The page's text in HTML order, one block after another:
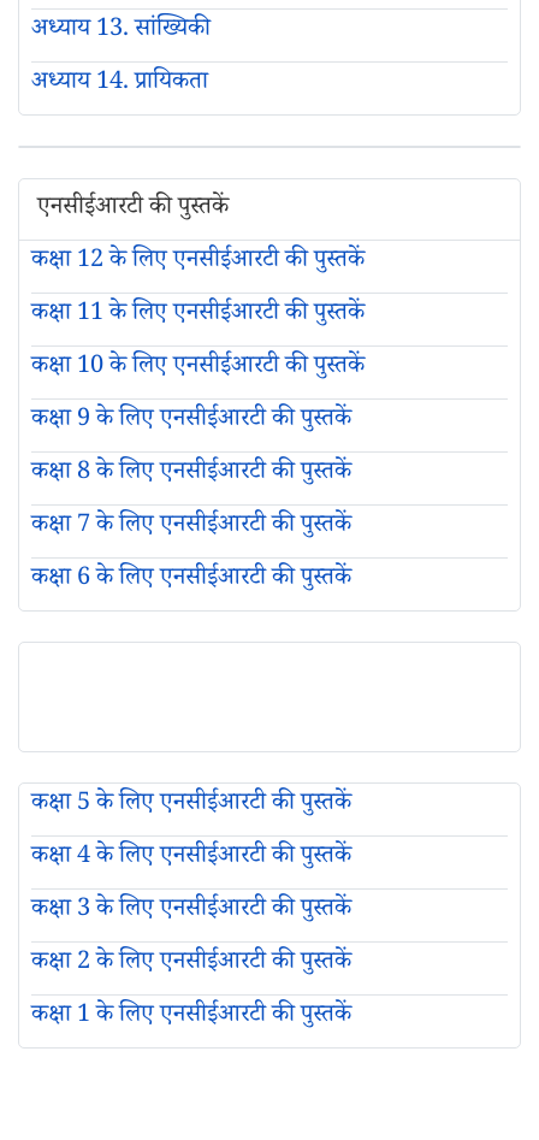
अध्याय 13. सांख्यिकी
अध्याय 14. प्रायिकता
एनसीईआरटी की पुस्तकें
कक्षा 12 के लिए एनसीईआरटी की पुस्तकें
कक्षा 11 के लिए एनसीईआरटी की पुस्तकें
कक्षा 10 के लिए एनसीईआरटी की पुस्तकें
कक्षा 9 के लिए एनसीईआरटी की पुस्तकें
कक्षा 8 के लिए एनसीईआरटी की पुस्तकें
कक्षा 7 के लिए एनसीईआरटी की पुस्तकें
कक्षा 6 के लिए एनसीईआरटी की पुस्तकें
कक्षा 5 के लिए एनसीईआरटी की पुस्तकें
कक्षा 4 के लिए एनसीईआरटी की पुस्तकें
कक्षा 3 के लिए एनसीईआरटी की पुस्तकें
कक्षा 2 के लिए एनसीईआरटी की पुस्तकें
कक्षा 1 के लिए एनसीईआरटी की पुस्तकें